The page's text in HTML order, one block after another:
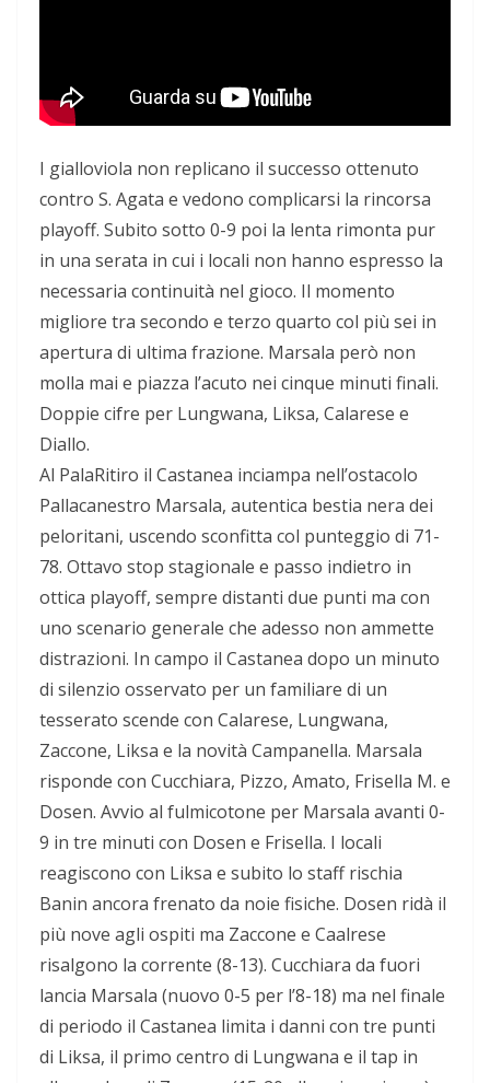
I gialloviola non replicano il successo ottenuto
contro S. Agata e vedono complicarsi la rincorsa
playoff. Subito sotto 0-9 poi la lenta rimonta pur
in una serata in cui i locali non hanno espresso la
necessaria continuità nel gioco. Il momento
migliore tra secondo e terzo quarto col più sei in
apertura di ultima frazione. Marsala però non
molla mai e piazza l’acuto nei cinque minuti finali.
Doppie cifre per Lungwana, Liksa, Calarese e
Diallo.
Al PalaRitiro il Castanea inciampa nell’ostacolo
Pallacanestro Marsala, autentica bestia nera dei
peloritani, uscendo sconfitta col punteggio di 71-
78. Ottavo stop stagionale e passo indietro in
ottica playoff, sempre distanti due punti ma con
uno scenario generale che adesso non ammette
distrazioni. In campo il Castanea dopo un minuto
di silenzio osservato per un familiare di un
tesserato scende con Calarese, Lungwana,
Zaccone, Liksa e la novità Campanella. Marsala
risponde con Cucchiara, Pizzo, Amato, Frisella M. e
Dosen. Avvio al fulmicotone per Marsala avanti 0-
9 in tre minuti con Dosen e Frisella. I locali
reagiscono con Liksa e subito lo staff rischia
Banin ancora frenato da noie fisiche. Dosen ridà il
più nove agli ospiti ma Zaccone e Caalrese
risalgono la corrente (8-13). Cucchiara da fuori
lancia Marsala (nuovo 0-5 per l’8-18) ma nel finale
di periodo il Castanea limita i danni con tre punti
di Liksa, il primo centro di Lungwana e il tap in